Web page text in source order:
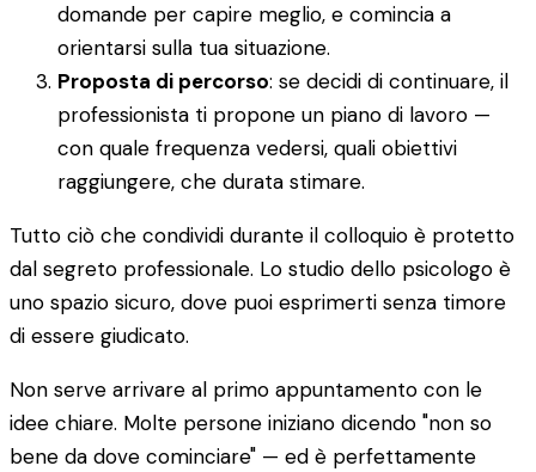
domande per capire meglio, e comincia a
orientarsi sulla tua situazione.
Proposta di percorso: se decidi di continuare, il
professionista ti propone un piano di lavoro —
con quale frequenza vedersi, quali obiettivi
raggiungere, che durata stimare.
Tutto ciò che condividi durante il colloquio è protetto
dal segreto professionale. Lo studio dello psicologo è
uno spazio sicuro, dove puoi esprimerti senza timore
di essere giudicato.
Non serve arrivare al primo appuntamento con le
idee chiare. Molte persone iniziano dicendo "non so
bene da dove cominciare" — ed è perfettamente